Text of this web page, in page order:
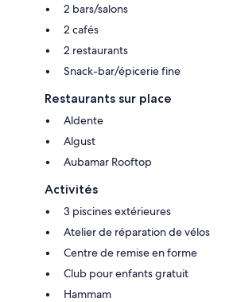
2 bars/salons
2 cafés
2 restaurants
Snack-bar/épicerie fine
Restaurants sur place
Aldente
Algust
Aubamar Rooftop
Activités
3 piscines extérieures
Atelier de réparation de vélos
Centre de remise en forme
Club pour enfants gratuit
Hammam